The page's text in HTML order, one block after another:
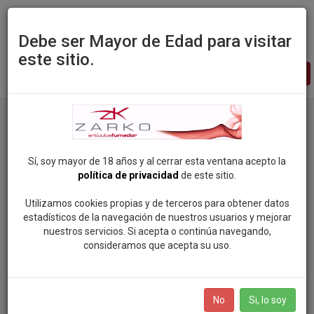
Debe ser Mayor de Edad para visitar
este sitio.
Sí, soy mayor de 18 años y al cerrar esta ventana acepto la
política de privacidad de este sitio.
Utilizamos cookies propias y de terceros para obtener datos
estadísticos de la navegación de nuestros usuarios y mejorar
nuestros servicios. Si acepta o continúa navegando,
consideramos que acepta su uso.
No Si, lo soy
Zarko
pagina
Productos Marca: PIERRE BALMAIN
Categorias
ROCK SOUL POP
Marcas
SMOKING (81)